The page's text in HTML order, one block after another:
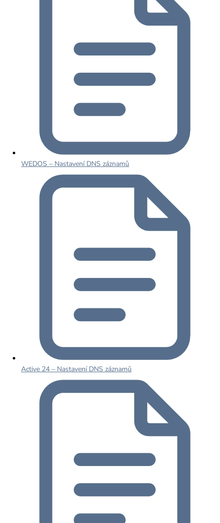
WEDOS – Nastavení DNS záznamů
Active 24 – Nastavení DNS záznamů